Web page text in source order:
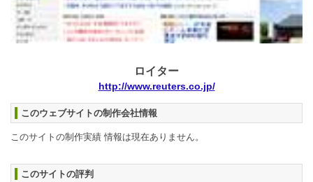
ロイター
http://www.reuters.co.jp/
このウェブサイトの制作会社情報
このサイトの制作実績 情報は現在ありません。
このサイトの評判